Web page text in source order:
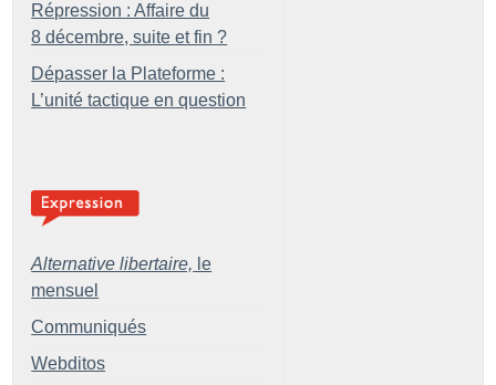
Répression : Affaire du
8 décembre, suite et fin ?
Dépasser la Plateforme :
L’unité tactique en question
Alternative libertaire, le
mensuel
Communiqués
Webditos